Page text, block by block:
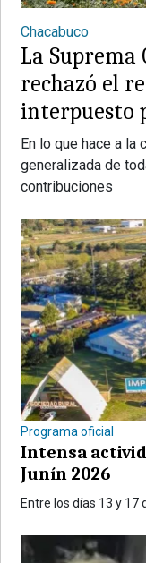
Chacabuco
La Suprema
rechazó el
interpuesto
En lo que hace a la
generalizada de
contribuciones
Programa oficial
Intensa
Junín 2026
Entre los días 13 y 17